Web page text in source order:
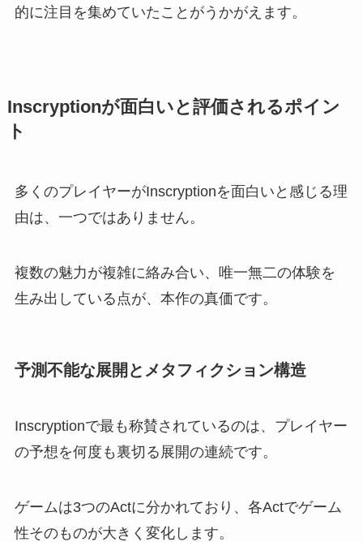
的に注目を集めていたことがうかがえます。
Inscryptionが面白いと評価されるポイン
ト
多くのプレイヤーがInscryptionを面白いと感じる理
由は、一つではありません。
複数の魅力が複雑に絡み合い、唯一無二の体験を
生み出している点が、本作の真価です。
予測不能な展開とメタフィクション構造
Inscryptionで最も称賛されているのは、プレイヤー
の予想を何度も裏切る展開の連続です。
ゲームは3つのActに分かれており、各Actでゲーム
性そのものが大きく変化します。